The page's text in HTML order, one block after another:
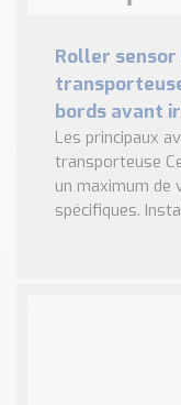
Roller sensor
bords avant
Les principaux
transporteuse
un maximum de
spécifiques.